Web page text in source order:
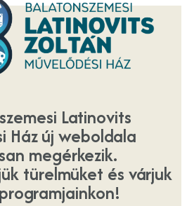
Latinovits
Ház új weboldala
megérkezik.
türelmüket és várjuk